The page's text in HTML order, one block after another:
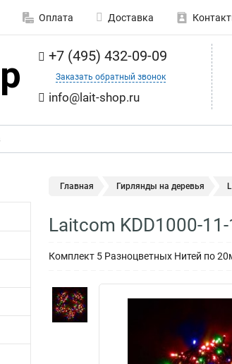
Оплата Доставка
+7 (495) 432-09-09
Заказать обратный звонок
info@lait-shop.ru
Главная Гирлянды на деревья
Laitcom KDD1000-
Комплект 5 Разноцветных Нитей по